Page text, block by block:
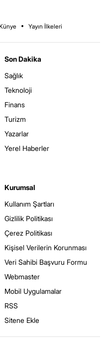
Yayın İlkeleri
Son Dakika
Sağlık
Teknoloji
Finans
Turizm
Yazarlar
Yerel Haberler
Kurumsal
Kullanım Şartları
Gizlilik Politikası
Çerez Politikası
Kişisel Verilerin Korunması
Veri Sahibi Başvuru Formu
Webmaster
Mobil Uygulamalar
RSS
Sitene Ekle